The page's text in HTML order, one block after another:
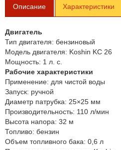
Описание Характеристики
Двигатель
Тип двигателя: бензиновый
Модель двигателя: Koshin KC 26
Мощность: 1 л. с.
Рабочие характеристики
Применение: для чистой воды
Запуск: ручной
Диаметр патрубка: 25×25 мм
Производительность: 110 л/мин
Высота напора: 32 м
Топливо: бензин
Объем топливного бака: 0,6 л